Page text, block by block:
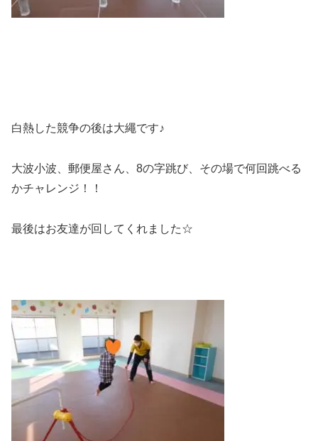
白熱した競争の後は大繩です♪
大波小波、郵便屋さん、8の字跳び、その場で何回跳べる
かチャレンジ！！
最後はお友達が回してくれました☆